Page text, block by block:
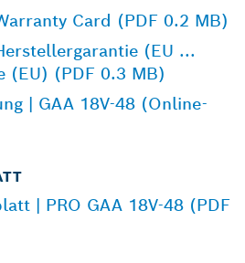
Card (PDF 0.2 MB)
(EU ...
(EU) (PDF 0.3 MB)
| GAA 18V-48 (Online-
| PRO GAA 18V-48 (PDF